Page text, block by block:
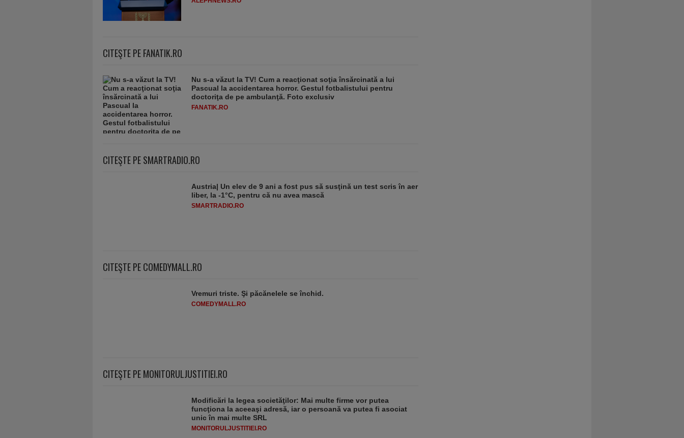
CITEŞTE PE FANATIK.RO
Nu s-a văzut la TV! Cum a reacţionat soţia însărcinată a lui
Pascual la accidentarea horror. Gestul fotbalistului pentru
doctoriţa de pe ambulanţă. Foto exclusiv
FANATIK.RO
CITEŞTE PE SMARTRADIO.RO
Austria| Un elev de 9 ani a fost pus să susţină un test scris în aer
liber, la -1°C, pentru că nu avea mască
SMARTRADIO.RO
CITEŞTE PE COMEDYMALL.RO
Vremuri triste. Şi păcănelele se închid.
COMEDYMALL.RO
CITEŞTE PE MONITORULJUSTITIEI.RO
Modificări la legea societăţilor: Mai multe firme vor putea
funcţiona la aceeaşi adresă, iar o persoană va putea fi asociat
unic în mai multe SRL
MONITORULJUSTITIEI.RO